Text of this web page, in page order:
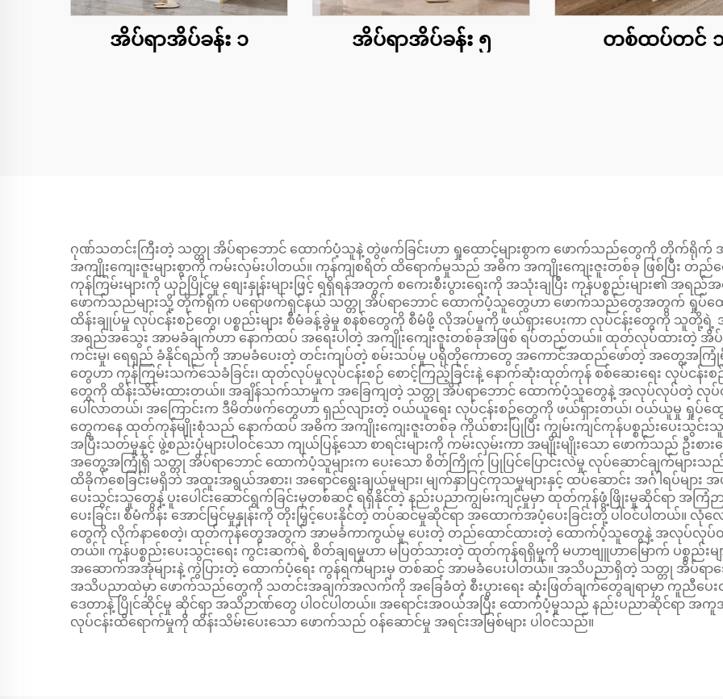
အိပ်ရာအိပ်ခန်း ၁ အိပ်ရာအိပ်ခန်း ၅ တစ်ထပ်တင်
ဂုဏ်သတင်းကြီးတဲ့ သတ္တု အိပ်ရာဘောင် ထောက်ပံ့သူနဲ့ တွဲဖက်ခြင်းဟာ ရှုထောင့်များစွာက ဖောက်သည်တွေကို တိုက်ရိုက် အ
အကျိုးကျေးဇူးများစွာကို ကမ်းလှမ်းပါတယ်။ ကုန်ကျစရိတ် ထိရောက်မှုသည် အဓိက အကျိုးကျေးဇူးတစ်ခု ဖြစ်ပြီး တည်
ကုန်ကြမ်းများကို ယှဉ်ပြိုင်မှု စျေးနှုန်းများဖြင့် ရရှိရန်အတွက် စကေးစီးပွားရေးကို အသုံးချပြီး ကုန်ပစ္စည်းများ၏
ဖောက်သည်များသို့ တိုက်ရိုက် ပရော်ဖက်ရှင်နယ် သတ္တု အိပ်ရာဘောင် ထောက်ပံ့သူတွေဟာ ဖောက်သည်တွေအတွက် ရှုပ်
ထိန်းချုပ်မှု လုပ်ငန်းစဉ်တွေ၊ ပစ္စည်းများ စီမံခန့်ခွဲမှု စနစ်တွေကို စီမံဖို့ လိုအပ်မှုကို ဖယ်ရှားပေးကာ လုပ်ငန်းတွေကို သူ
အရည်အသွေး အာမခံချက်ဟာ နောက်ထပ် အရေးပါတဲ့ အကျိုးကျေးဇူးတစ်ခုအဖြစ် ရပ်တည်တယ်။ ထုတ်လုပ်ထားတဲ့ အိ
ကင်းမှု၊ ရေရှည် ခံနိုင်ရည်ကို အာမခံပေးတဲ့ တင်းကျပ်တဲ့ စမ်းသပ်မှု ပရိုတိုကောတွေ အကောင်အထည်ဖော်တဲ့ အတွေ့အကြုံ
တွေဟာ ကုန်ကြမ်းသက်သေခံခြင်း၊ ထုတ်လုပ်မှုလုပ်ငန်းစဉ် စောင့်ကြည့်ခြင်းနဲ့ နောက်ဆုံးထုတ်ကုန် စစ်ဆေးရေး လုပ်ငန်
တွေကို ထိန်းသိမ်းထားတယ်။ အချိန်သက်သာမှုက အခြေကျတဲ့ သတ္တု အိပ်ရာဘောင် ထောက်ပံ့သူတွေနဲ့ အလုပ်လုပ်တဲ့ လုပ်
ပေါ်လာတယ်၊ အကြောင်းက ဒီမိတ်ဖက်တွေဟာ ရှည်လျားတဲ့ ဝယ်ယူရေး လုပ်ငန်းစဉ်တွေကို ဖယ်ရှားတယ်၊ ဝယ်ယူမှု ရှုပ်ထွေ
တွေကနေ ထုတ်ကုန်မျိုးစုံသည် နောက်ထပ် အဓိက အကျိုးကျေးဇူးတစ်ခု ကိုယ်စားပြုပြီး ကျွမ်းကျင်ကုန်ပစ္စည်းပေးသွင်းသူ
အပြီးသတ်မှုနှင့် ဖွဲ့စည်းပုံများပါဝင်သော ကျယ်ပြန့်သော စာရင်းများကို ကမ်းလှမ်းကာ အမျိုးမျိုးသော ဖောက်သည် ဦးစ
အတွေ့အကြုံရှိ သတ္တု အိပ်ရာဘောင် ထောက်ပံ့သူများက ပေးသော စိတ်ကြိုက် ပြုပြင်ပြောင်းလဲမှု လုပ်ဆောင်ချက်မျာ
ထိခိုက်စေခြင်းမရှိဘဲ အထူးအရွယ်အစား၊ အရောင်ရွေးချယ်မှုများ၊ မျက်နှာပြင်ကုသမှုများနှင့် ထပ်ဆောင်း အင်္ဂါရပ်များ
ပေးသွင်းသူတွေနဲ့ ပူးပေါင်းဆောင်ရွက်ခြင်းမှတစ်ဆင့် ရရှိနိုင်တဲ့ နည်းပညာကျွမ်းကျင်မှုမှာ ထုတ်ကုန်ဖွံ့ဖြိုးမှုဆိုင်ရာ အကြံဉာ
ပေးခြင်း၊ စီမံကိန်း အောင်မြင်မှုနှုန်းကို တိုးမြှင့်ပေးနိုင်တဲ့ တပ်ဆင်မှုဆိုင်ရာ အထောက်အပံ့ပေးခြင်းတို့ ပါဝင်ပါတယ်။
တွေကို လိုက်နာစေတဲ့၊ ထုတ်ကုန်တွေအတွက် အာမခံကာကွယ်မှု ပေးတဲ့ တည်ထောင်ထားတဲ့ ထောက်ပံ့သူတွေနဲ့ အလုပ်လုပ်တဲ့အခါ
တယ်။ ကုန်ပစ္စည်းပေးသွင်းရေး ကွင်းဆက်ရဲ့ စိတ်ချရမှုဟာ မပြတ်သားတဲ့ ထုတ်ကုန်ရရှိမှုကို မဟာဗျူဟာမြောက် ပစ္စည်းမျာ
အဆောက်အအုံများနဲ့ ကွဲပြားတဲ့ ထောက်ပံ့ရေး ကွန်ရက်များမှ တစ်ဆင့် အာမခံပေးပါတယ်။ အသိပညာရှိတဲ့ သတ္တု အိပ်
အသိပညာထဲမှာ ဖောက်သည်တွေကို သတင်းအချက်အလက်ကို အခြေခံတဲ့ စီးပွားရေး ဆုံးဖြတ်ချက်တွေချရာမှာ ကူညီပေ
ဒေတာနဲ့ ပြိုင်ဆိုင်မှု ဆိုင်ရာ အသိဉာဏ်တွေ ပါဝင်ပါတယ်။ အရောင်းအဝယ်အပြီး ထောက်ပံ့မှုသည် နည်းပညာဆိုင်ရာ အကူအ
လုပ်ငန်းထိရောက်မှုကို ထိန်းသိမ်းပေးသော ဖောက်သည် ဝန်ဆောင်မှု အရင်းအမြစ်များ ပါဝင်သည်။